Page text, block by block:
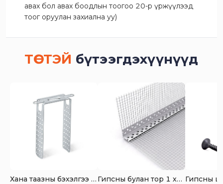
авах бол авах боодлын тоогоо 20-р үржүүлээд
тоог оруулан захиална уу)
ТӨСТЭЙ бүтээгдэхүүнүүд
Хана таазны бэхэлгээ төмөр
Гипсны булан тор 1 хайрцаг-100ш